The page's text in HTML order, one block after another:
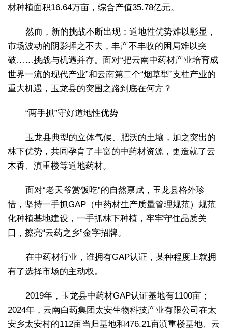
材种植面积16.64万亩，综合产值35.78亿元。
然而，新的挑战不断出现：道地性优势难以彰显，
市场波动的阴影挥之不去，丰产不丰收的困局难以突
破……挑战与机遇并存。面对“把云南中药材产业培育成
世界一流的现代产业”和云南第二个“烟草型”支柱产业的
重大机遇，玉龙县的突围之路到底在何方？
“两手抓”守好道地性优势
玉龙县典型的立体气候、肥沃的土壤，加之突出的
林下优势，共同孕育了丰富的中药材资源，更造就了云
木香、滇重楼等道地药材。
面对“老天爷赏饭吃”的自然禀赋，玉龙县格外珍
惜，坚持一手抓GAP（中药材生产质量管理规范）规范
化种植基地建设，一手抓林下种植，牢牢守住品质关
口，擦亮“云药之乡”金字招牌。
在中药材行业，谁拥有GAP认证，某种程度上就拥
有了选择市场的主动权。
2019年，玉龙县中药材GAP认证基地有1100亩；
2024年，云南白药集团太安生物科技产业有限公司在太
安乡太安村的112亩当归基地和476.21亩滇重楼基地、云